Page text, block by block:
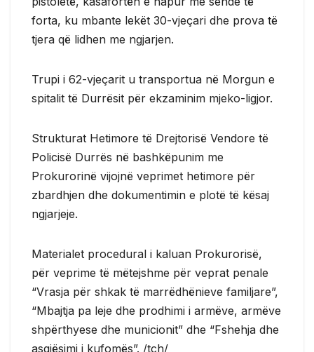
forta, ku mbante lekët 30-vjeçari dhe prova të
tjera që lidhen me ngjarjen.
Trupi i 62-vjeçarit u transportua në Morgun e
spitalit të Durrësit për ekzaminim mjeko-ligjor.
Strukturat Hetimore të Drejtorisë Vendore të
Policisë Durrës në bashkëpunim me
Prokurorinë vijojnë veprimet hetimore për
zbardhjen dhe dokumentimin e plotë të kësaj
ngjarjeje.
Materialet procedural i kaluan Prokurorisë,
për veprime të mëtejshme për veprat penale
“Vrasja për shkak të marrëdhënieve familjare”,
“Mbajtja pa leje dhe prodhimi i armëve, armëve
shpërthyese dhe municionit” dhe “Fshehja dhe
asgjësimi i kufomës”. /tch/